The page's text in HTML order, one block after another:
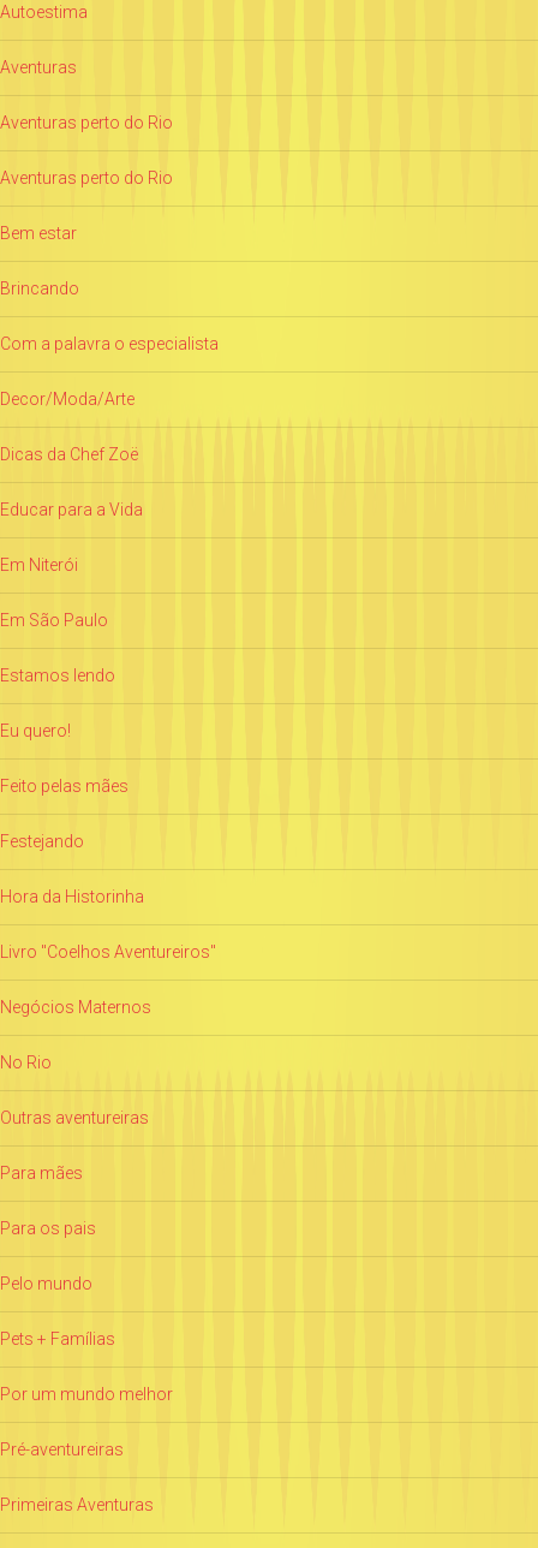
Autoestima
Aventuras
Aventuras perto do Rio
Aventuras perto do Rio
Bem estar
Brincando
Com a palavra o especialista
Decor/Moda/Arte
Dicas da Chef Zoë
Educar para a Vida
Em Niterói
Em São Paulo
Estamos lendo
Eu quero!
Feito pelas mães
Festejando
Hora da Historinha
Livro "Coelhos Aventureiros"
Negócios Maternos
No Rio
Outras aventureiras
Para mães
Para os pais
Pelo mundo
Pets + Famílias
Por um mundo melhor
Pré-aventureiras
Primeiras Aventuras